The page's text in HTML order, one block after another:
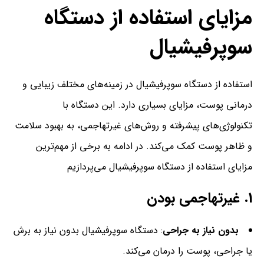
مزایای استفاده از دستگاه
سوپرفیشیال
استفاده از دستگاه سوپرفیشیال در زمینه‌های مختلف زیبایی و
درمانی پوست، مزایای بسیاری دارد. این دستگاه با
تکنولوژی‌های پیشرفته و روش‌های غیرتهاجمی، به بهبود سلامت
و ظاهر پوست کمک می‌کند. در ادامه به برخی از مهم‌ترین
مزایای استفاده از دستگاه سوپرفیشیال می‌پردازیم
1. غیرتهاجمی بودن
بدون نیاز به جراحی: دستگاه سوپرفیشیال بدون نیاز به برش
یا جراحی، پوست را درمان می‌کند.